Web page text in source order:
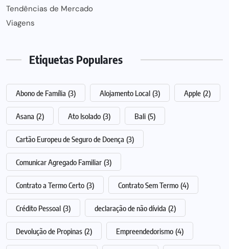
Tendências de Mercado
Viagens
Etiquetas Populares
Abono de Família (3) Alojamento Local (3) Apple (2)
Asana (2) Ato Isolado (3) Bali (5)
Cartão Europeu de Seguro de Doença (3)
Comunicar Agregado Familiar (3)
Contrato a Termo Certo (3) Contrato Sem Termo (4)
Crédito Pessoal (3) declaração de não dívida (2)
Devolução de Propinas (2) Empreendedorismo (4)